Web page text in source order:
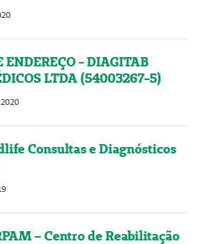
- DIAGITAB
LTDA (54003267-5)
Consultas e Diagnósticos
– Centro de Reabilitação